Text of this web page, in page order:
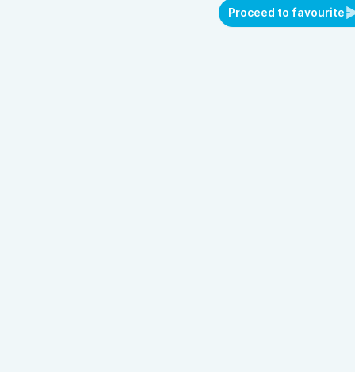
Proceed to favourite